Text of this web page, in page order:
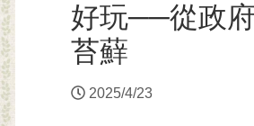
好玩──從政
苔蘚
2025/4/23